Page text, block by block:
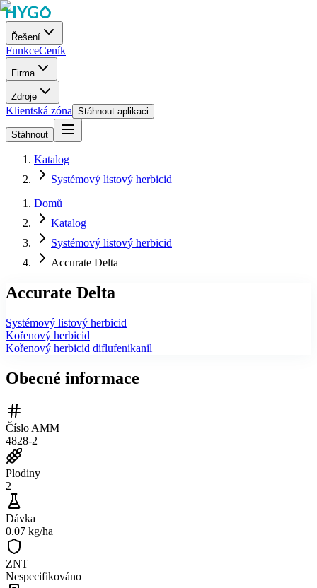
Řešení
FunkceCeník
Firma
Zdroje
Klientská zóna Stáhnout aplikaci
Stáhnout
Katalog
Systémový listový herbicid
Domů
Katalog
Systémový listový herbicid
Accurate Delta
Accurate Delta
Systémový listový herbicid
Kořenový herbicid
Kořenový herbicid diflufenikanil
Obecné informace
Číslo AMM
4828-2
Plodiny
2
Dávka
0.07 kg/ha
ZNT
Nespecifikováno